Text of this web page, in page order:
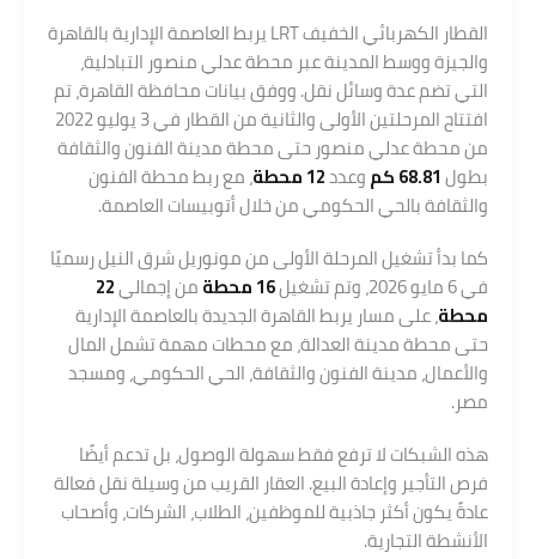
القطار الكهربائي الخفيف LRT يربط العاصمة الإدارية بالقاهرة
والجيزة ووسط المدينة عبر محطة عدلي منصور التبادلية،
التي تضم عدة وسائل نقل. ووفق بيانات محافظة القاهرة، تم
افتتاح المرحلتين الأولى والثانية من القطار في 3 يوليو 2022
من محطة عدلي منصور حتى محطة مدينة الفنون والثقافة
بطول68.81 كم وعدد12 محطة
، مع ربط محطة الفنون
والثقافة بالحي الحكومي من خلال أتوبيسات العاصمة.
كما بدأ تشغيل المرحلة الأولى من مونوريل شرق النيل رسميًا
في 6 مايو 2026، وتم تشغيل
16 محطة من إجمالي22
محطة، على مسار يربط القاهرة الجديدة بالعاصمة الإدارية
حتى محطة مدينة العدالة، مع محطات مهمة تشمل المال
والأعمال، مدينة الفنون والثقافة، الحي الحكومي، ومسجد
مصر.
هذه الشبكات لا ترفع فقط سهولة الوصول، بل تدعم أيضًا
فرص التأجير وإعادة البيع. العقار القريب من وسيلة نقل فعالة
عادةً يكون أكثر جاذبية للموظفين، الطلاب، الشركات، وأصحاب
الأنشطة التجارية.